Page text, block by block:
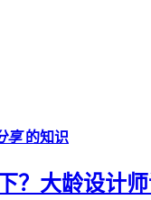
享的知识
？大龄设计